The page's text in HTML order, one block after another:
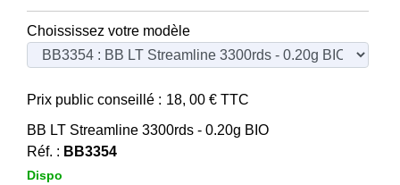
Comprimé‣
Outdoor
&
Défense
‣
Marques
Choississez votre modèle
Prix public conseillé : 18, 00 € TTC
BB LT Streamline 3300rds - 0.20g BIO
Réf. : BB3354
Dispo